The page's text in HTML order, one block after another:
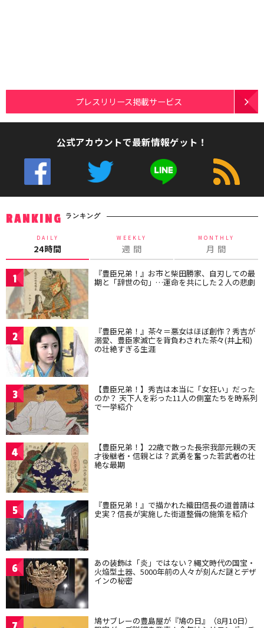
プレスリリース掲載サービス
公式アカウントで最新情報ゲット！
RANKING ランキング
DAILY
24時間
WEEKLY
週 間
MONTHLY
月 間
1 『豊臣兄弟！』お市と柴田勝家、自刃しての最
期と「辞世の句」…運命を共にした２人の悲劇
2 『豊臣兄弟！』茶々＝悪女はほぼ創作？秀吉が
溺愛、豊臣家滅亡を背負わされた茶々(井上和)
の壮絶すぎる生涯
3 【豊臣兄弟！】秀吉は本当に「女狂い」だった
のか？ 天下人を彩った11人の側室たちを時系列
で一挙紹介
4 【豊臣兄弟！】22歳で散った長宗我部元親の天
才後継者・信親とは？武勇を奮った若武者の壮
絶な最期
5 『豊臣兄弟！』で描かれた織田信長の道普請は
史実？信長が実施した街道整備の施策を紹介
6 あの装飾は「炎」ではない？縄文時代の国宝・
火焔型土器、5000年前の人々が刻んだ謎とデザ
インの秘密
鳩サブレーの豊島屋が『鳩の日』（8月10日）